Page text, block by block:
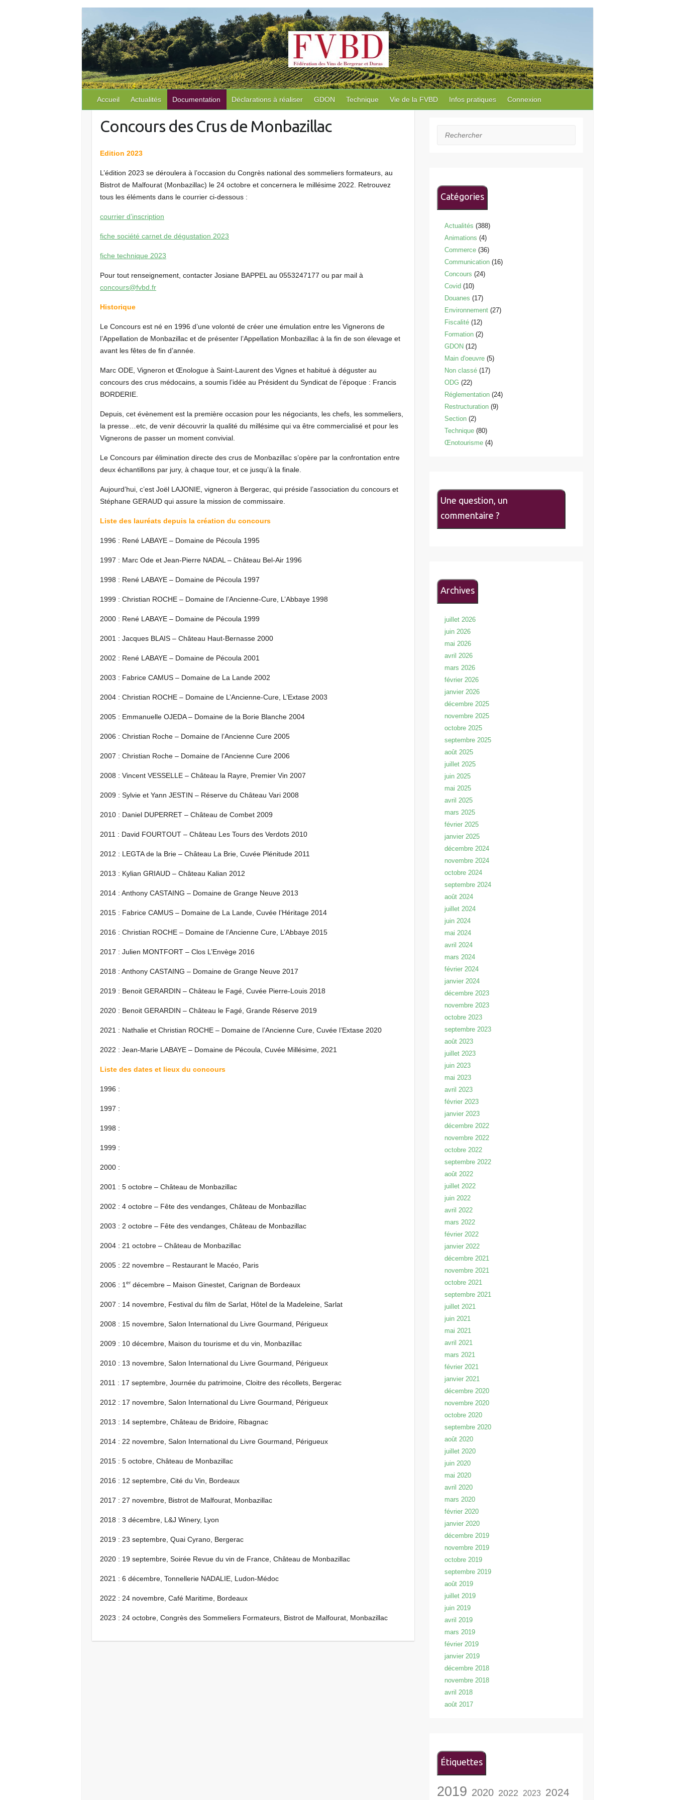
Accueil Actualités Documentation Déclarations à réaliser GDON Technique Vie de la FVBD Infos pratiques Connexion
Concours des Crus de Monbazillac
Edition 2023
L’édition 2023 se déroulera à l’occasion du Congrès national des sommeliers formateurs, au
Bistrot de Malfourat (Monbazillac) le 24 octobre et concernera le millésime 2022. Retrouvez
tous les éléments dans le courrier ci-dessous :
courrier d’inscription
fiche société carnet de dégustation 2023
fiche technique 2023
Pour tout renseignement, contacter Josiane BAPPEL au 0553247177 ou par mail à
concours@fvbd.fr
Historique
Le Concours est né en 1996 d’une volonté de créer une émulation entre les Vignerons de
l’Appellation de Monbazillac et de présenter l’Appellation Monbazillac à la fin de son élevage et
avant les fêtes de fin d’année.
Marc ODE, Vigneron et Œnologue à Saint-Laurent des Vignes et habitué à déguster au
concours des crus médocains, a soumis l’idée au Président du Syndicat de l’époque : Francis
BORDERIE.
Depuis, cet évènement est la première occasion pour les négociants, les chefs, les sommeliers,
la presse…etc, de venir découvrir la qualité du millésime qui va être commercialisé et pour les
Vignerons de passer un moment convivial.
Le Concours par élimination directe des crus de Monbazillac s’opère par la confrontation entre
deux échantillons par jury, à chaque tour, et ce jusqu’à la finale.
Aujourd’hui, c’est Joël LAJONIE, vigneron à Bergerac, qui préside l’association du concours et
Stéphane GERAUD qui assure la mission de commissaire.
Liste des lauréats depuis la création du concours
1996 : René LABAYE – Domaine de Pécoula 1995
1997 : Marc Ode et Jean-Pierre NADAL – Château Bel-Air 1996
1998 : René LABAYE – Domaine de Pécoula 1997
1999 : Christian ROCHE – Domaine de l’Ancienne-Cure, L’Abbaye 1998
2000 : René LABAYE – Domaine de Pécoula 1999
2001 : Jacques BLAIS – Château Haut-Bernasse 2000
2002 : René LABAYE – Domaine de Pécoula 2001
2003 : Fabrice CAMUS – Domaine de La Lande 2002
2004 : Christian ROCHE – Domaine de L’Ancienne-Cure, L’Extase 2003
2005 : Emmanuelle OJEDA – Domaine de la Borie Blanche 2004
2006 : Christian Roche – Domaine de l’Ancienne Cure 2005
2007 : Christian Roche – Domaine de l’Ancienne Cure 2006
2008 : Vincent VESSELLE – Château la Rayre, Premier Vin 2007
2009 : Sylvie et Yann JESTIN – Réserve du Château Vari 2008
2010 : Daniel DUPERRET – Château de Combet 2009
2011 : David FOURTOUT – Château Les Tours des Verdots 2010
2012 : LEGTA de la Brie – Château La Brie, Cuvée Plénitude 2011
2013 : Kylian GRIAUD – Château Kalian 2012
2014 : Anthony CASTAING – Domaine de Grange Neuve 2013
2015 : Fabrice CAMUS – Domaine de La Lande, Cuvée l’Héritage 2014
2016 : Christian ROCHE – Domaine de l’Ancienne Cure, L’Abbaye 2015
2017 : Julien MONTFORT – Clos L’Envège 2016
2018 : Anthony CASTAING – Domaine de Grange Neuve 2017
2019 : Benoit GERARDIN – Château le Fagé, Cuvée Pierre-Louis 2018
2020 : Benoit GERARDIN – Château le Fagé, Grande Réserve 2019
2021 : Nathalie et Christian ROCHE – Domaine de l’Ancienne Cure, Cuvée l’Extase 2020
2022 : Jean-Marie LABAYE – Domaine de Pécoula, Cuvée Millésime, 2021
Liste des dates et lieux du concours
1996 :
1997 :
1998 :
1999 :
2000 :
2001 : 5 octobre – Château de Monbazillac
2002 : 4 octobre – Fête des vendanges, Château de Monbazillac
2003 : 2 octobre – Fête des vendanges, Château de Monbazillac
2004 : 21 octobre – Château de Monbazillac
2005 : 22 novembre – Restaurant le Macéo, Paris
2006 : 1erdécembre – Maison Ginestet, Carignan de Bordeaux
2007 : 14 novembre, Festival du film de Sarlat, Hôtel de la Madeleine, Sarlat
2008 : 15 novembre, Salon International du Livre Gourmand, Périgueux
2009 : 10 décembre, Maison du tourisme et du vin, Monbazillac
2010 : 13 novembre, Salon International du Livre Gourmand, Périgueux
2011 : 17 septembre, Journée du patrimoine, Cloitre des récollets, Bergerac
2012 : 17 novembre, Salon International du Livre Gourmand, Périgueux
2013 : 14 septembre, Château de Bridoire, Ribagnac
2014 : 22 novembre, Salon International du Livre Gourmand, Périgueux
2015 : 5 octobre, Château de Monbazillac
2016 : 12 septembre, Cité du Vin, Bordeaux
2017 : 27 novembre, Bistrot de Malfourat, Monbazillac
2018 : 3 décembre, L&J Winery, Lyon
2019 : 23 septembre, Quai Cyrano, Bergerac
2020 : 19 septembre, Soirée Revue du vin de France, Château de Monbazillac
2021 : 6 décembre, Tonnellerie NADALIE, Ludon-Médoc
2022 : 24 novembre, Café Maritime, Bordeaux
2023 : 24 octobre, Congrès des Sommeliers Formateurs, Bistrot de Malfourat, Monbazillac
Rechercher
Catégories
Actualités (388)
Animations (4)
Commerce(36)
Communication(16)
Concours (24)
Covid (10)
Douanes (17)
Environnement(27)
Fiscalité(12)
Formation(2)
GDON (12)
Main d'oeuvre(5)
Non classé(17)
ODG(22)
Réglementation(24)
Restructuration(9)
Section(2)
Technique(80)
Œnotourisme(4)
Une question, un
commentaire ?
Archives
juillet 2026
juin 2026
mai 2026
avril 2026
mars 2026
février 2026
janvier 2026
décembre 2025
novembre 2025
octobre 2025
septembre 2025
août 2025
juillet 2025
juin 2025
mai 2025
avril 2025
mars 2025
février 2025
janvier 2025
décembre 2024
novembre 2024
octobre 2024
septembre 2024
août 2024
juillet 2024
juin 2024
mai 2024
avril 2024
mars 2024
février 2024
janvier 2024
décembre 2023
novembre 2023
octobre 2023
septembre 2023
août 2023
juillet 2023
juin 2023
mai 2023
avril 2023
février 2023
janvier 2023
décembre 2022
novembre 2022
octobre 2022
septembre 2022
août 2022
juillet 2022
juin 2022
avril 2022
mars 2022
février 2022
janvier 2022
décembre 2021
novembre 2021
octobre 2021
septembre 2021
juillet 2021
juin 2021
mai 2021
avril 2021
mars 2021
février 2021
janvier 2021
décembre 2020
novembre 2020
octobre 2020
septembre 2020
août 2020
juillet 2020
juin 2020
mai 2020
avril 2020
mars 2020
février 2020
janvier 2020
décembre 2019
novembre 2019
octobre 2019
septembre 2019
août 2019
juillet 2019
juin 2019
avril 2019
mars 2019
février 2019
janvier 2019
décembre 2018
novembre 2018
avril 2018
août 2017
Étiquettes
2019 2020 2022 2023
2024